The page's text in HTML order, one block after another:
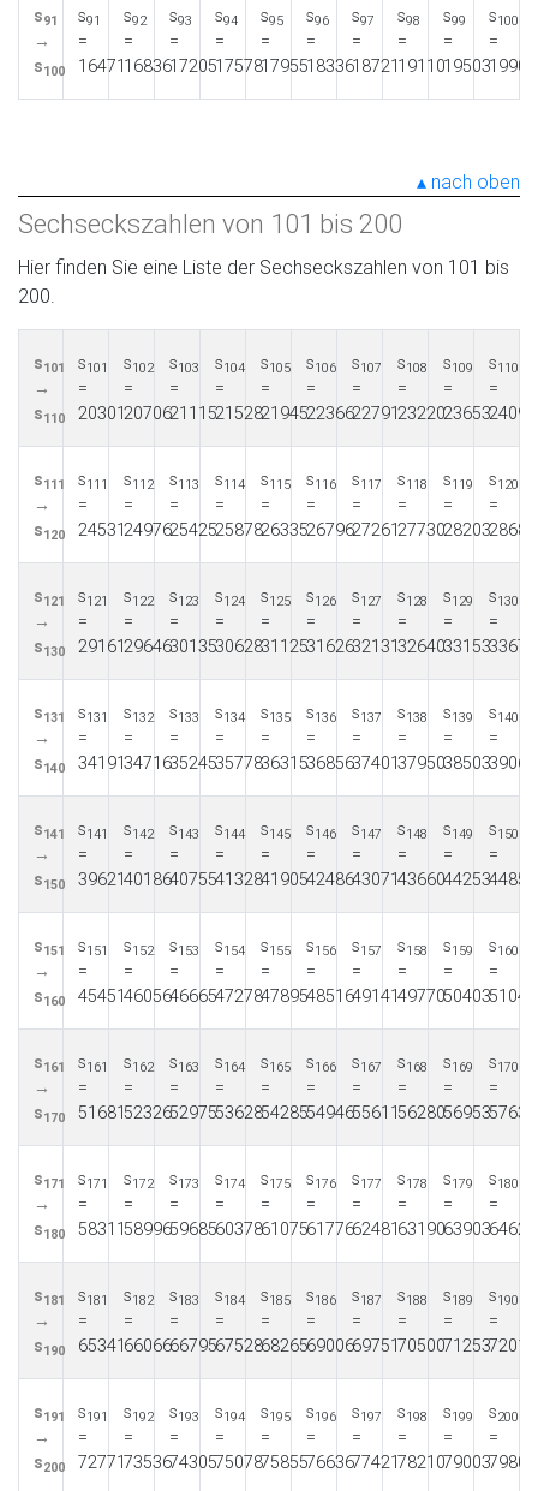
s91
→
s100
s91
=
16471
s92
=
16836
s93
=
17205
s94
=
17578
s95
=
17955
s96
=
18336
s97
=
18721
s98
=
19110
s99
=
19503
s100
=
19900
nach oben
Sechseckszahlen von 101 bis 200
Hier finden Sie eine Liste der Sechseckszahlen von 101 bis
200.
s101
→
s110
s101
=
20301
s102
=
20706
s103
=
21115
s104
=
21528
s105
=
21945
s106
=
22366
s107
=
22791
s108
=
23220
s109
=
23653
s110
=
24090
s111
→
s120
s111
=
24531
s112
=
24976
s113
=
25425
s114
=
25878
s115
=
26335
s116
=
26796
s117
=
27261
s118
=
27730
s119
=
28203
s120
=
28680
s121
→
s130
s121
=
29161
s122
=
29646
s123
=
30135
s124
=
30628
s125
=
31125
s126
=
31626
s127
=
32131
s128
=
32640
s129
=
33153
s130
=
33670
s131
→
s140
s131
=
34191
s132
=
34716
s133
=
35245
s134
=
35778
s135
=
36315
s136
=
36856
s137
=
37401
s138
=
37950
s139
=
38503
s140
=
39060
s141
→
s150
s141
=
39621
s142
=
40186
s143
=
40755
s144
=
41328
s145
=
41905
s146
=
42486
s147
=
43071
s148
=
43660
s149
=
44253
s150
=
44850
s151
→
s160
s151
=
45451
s152
=
46056
s153
=
46665
s154
=
47278
s155
=
47895
s156
=
48516
s157
=
49141
s158
=
49770
s159
=
50403
s160
=
51040
s161
→
s170
s161
=
51681
s162
=
52326
s163
=
52975
s164
=
53628
s165
=
54285
s166
=
54946
s167
=
55611
s168
=
56280
s169
=
56953
s170
=
57630
s171
→
s180
s171
=
58311
s172
=
58996
s173
=
59685
s174
=
60378
s175
=
61075
s176
=
61776
s177
=
62481
s178
=
63190
s179
=
63903
s180
=
64620
s181
→
s190
s181
=
65341
s182
=
66066
s183
=
66795
s184
=
67528
s185
=
68265
s186
=
69006
s187
=
69751
s188
=
70500
s189
=
71253
s190
=
72010
s191
→
s200
s191
=
72771
s192
=
73536
s193
=
74305
s194
=
75078
s195
=
75855
s196
=
76636
s197
=
77421
s198
=
78210
s199
=
79003
s200
=
79800